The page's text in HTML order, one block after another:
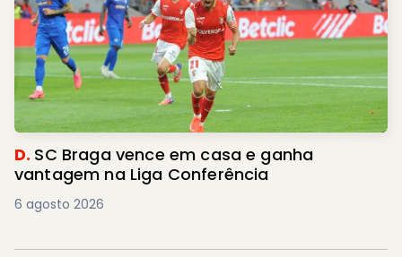
D. SC Braga vence em casa e ganha
vantagem na Liga Conferência
6 agosto 2026